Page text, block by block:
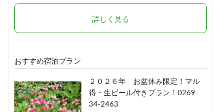
詳しく見る
おすすめ宿泊プラン
２０２６年 お盆休み限定！マル
得・生ビール付きプラン！0269-
34-2463